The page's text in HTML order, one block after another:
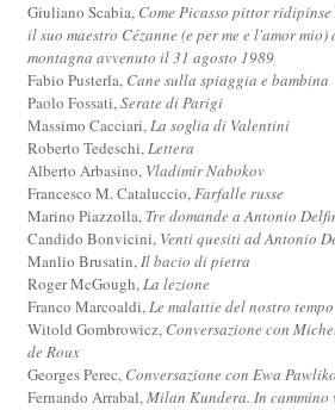
Giuliano Scabia, Come Picasso pittor
il suo maestro Cézanne (e per me e l'amor
montagna avvenuto il 31 agosto 1989
Fabio Pusterla, Cane sulla spiaggia e bambina
Paolo Fossati,Serate di Parigi
Massimo Cacciari,La soglia di Valentini
Roberto Tedeschi,Lettera
Alberto Arbasino, Vladimir Nabokov
Francesco M. Cataluccio,Farfalle russe
Marino Piazzolla, Tre domande a Antonio
Candido Bonvicini, Venti quesiti ad Antonio
Manlio Brusatin,Il bacio di pietra
Roger McGough,La lezione
Franco Marcoaldi,Le malattie del nostro tempo
Witold Gombrowicz, Conversazione con
de Roux
Georges Perec, Conversazione con Ewa
Fernando Arrabal,Milan Kundera. In cammino